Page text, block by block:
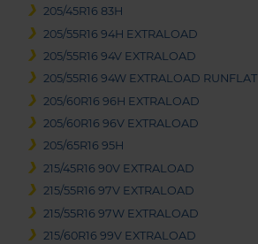
205/45R16 83H
205/55R16 94H EXTRALOAD
205/55R16 94V EXTRALOAD
205/55R16 94W EXTRALOAD RUNFLAT
205/60R16 96H EXTRALOAD
205/60R16 96V EXTRALOAD
205/65R16 95H
215/45R16 90V EXTRALOAD
215/55R16 97V EXTRALOAD
215/55R16 97W EXTRALOAD
215/60R16 99V EXTRALOAD